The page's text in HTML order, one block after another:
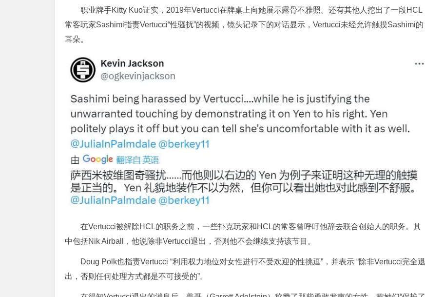
职业牌手Kitty Kuo证实，2019年Vertucci在牌桌上向她展示露骨不雅照。还有其他人挖出了一段HCL
常客玩家Sashimi指责Vertucci“性骚扰”的视频，镜头记录下的对话显示，Vertucci未经允许触摸Sashimi的
耳朵。
在Vertucci被解除HCL的职务之前，一些扑克玩家和HCL的常客曾呼吁他辞去联合创始人的职务。其
中包括Nik Airball，他说除非Vertucci退出，否则他不会继续支持该节目。
Doug Polk也指责Vertucci “利用权力地位对女性进行不受欢迎的性挑逗”，并表示 “除非Vertucci完全退
出，否则任何处理方式都是不可接受的”。